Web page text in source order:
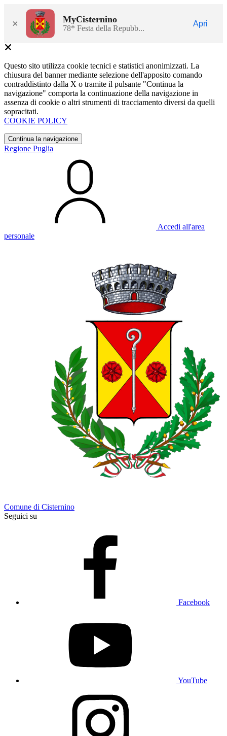
× MyCisternino
78* Festa della Repubb...
Apri
Questo sito utilizza cookie tecnici e statistici anonimizzati. La
chiusura del banner mediante selezione dell'apposito comando
contraddistinto dalla X o tramite il pulsante "Continua la
navigazione" comporta la continuazione della navigazione in
assenza di cookie o altri strumenti di tracciamento diversi da quelli
sopracitati.
COOKIE POLICY
Continua la navigazione
Regione Puglia
Accedi all'area
personale
Comune di Cisternino
Seguici su
Facebook
YouTube